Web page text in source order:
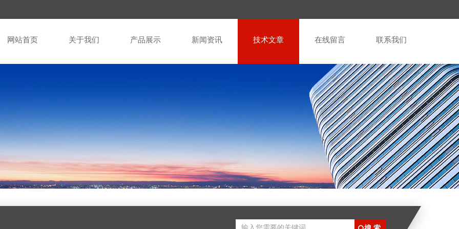
网站首页 关于我们 产品展示 新闻资讯 技术文章 在线留言 联系我们